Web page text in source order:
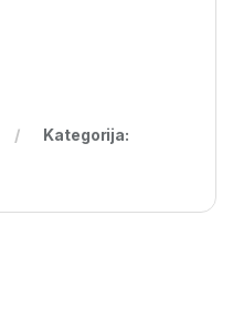
Kategorija: